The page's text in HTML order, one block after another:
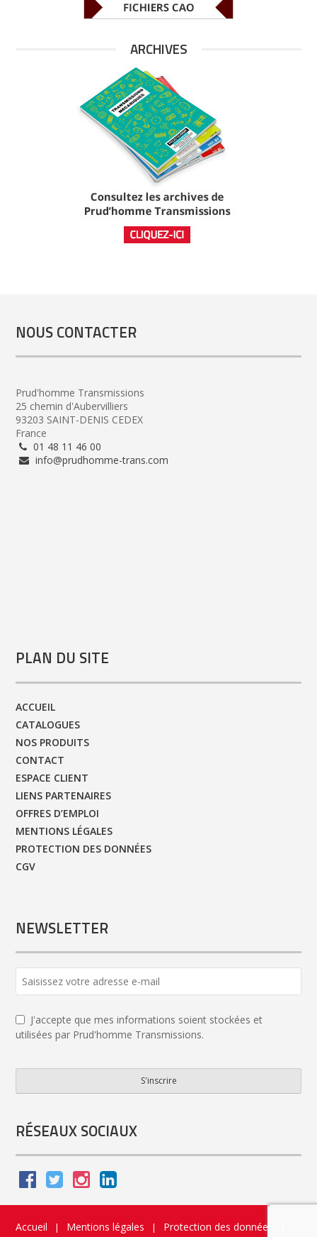
ARCHIVES
NOUS CONTACTER
Prud'homme Transmissions
25 chemin d'Aubervilliers
93203 SAINT-DENIS CEDEX
France
01 48 11 46 00
info@prudhomme-trans.com
PLAN DU SITE
ACCUEIL
CATALOGUES
NOS PRODUITS
CONTACT
ESPACE CLIENT
LIENS PARTENAIRES
OFFRES D’EMPLOI
MENTIONS LÉGALES
PROTECTION DES DONNÉES
CGV
NEWSLETTER
J'accepte que mes informations soient stockées et
utilisées par Prud'homme Transmissions.
S'inscrire
URL *
RÉSEAUX SOCIAUX
Accueil | Mentions légales | Protection des données